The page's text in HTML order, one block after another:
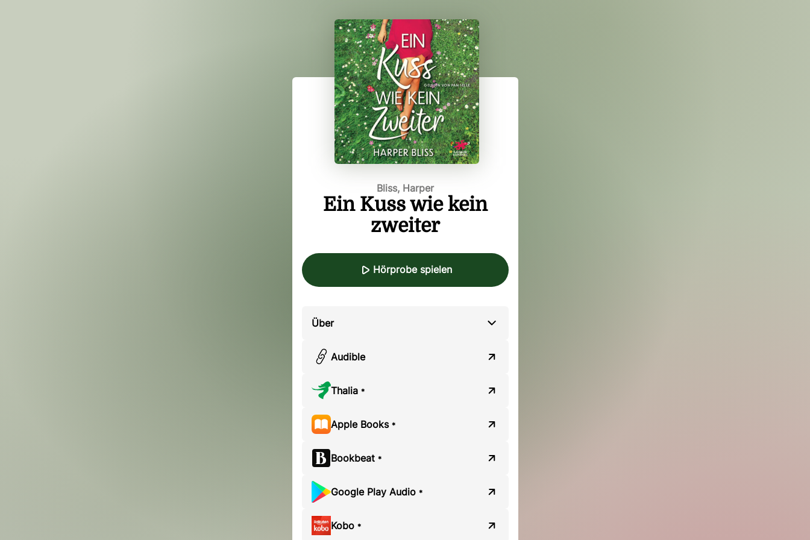
Bliss, Harper
Ein Kuss wie kein
zweiter
Hörprobe spielen
Über
Audible
Thalia *
Apple Books *
Bookbeat *
Google Play Audio *
Kobo *